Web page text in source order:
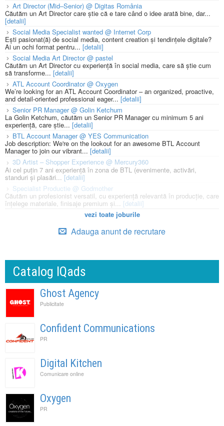
Art Director (Mid–Senior) @ Digitas România
Căutăm un Art Director care știe că e tare când o idee arată bine, dar...
[detalii]
Social Media Specialist wanted @ Internet Corp
Ești pasionat(ă) de social media, content creation și tendințele digitale?
Ai un ochi format pentru... [detalii]
Social Media Art Director @ pastel
Căutăm un Art Director cu experiență în social media, care să știe cum
să transforme... [detalii]
ATL Account Coordinator @ Oxygen
We’re looking for an ATL Account Coordinator – an organized, proactive,
and detail-oriented professional eager... [detalii]
Senior PR Manager @ Golin Ketchum
La Golin Ketchum, căutăm un Senior PR Manager cu minimum 5 ani
experiență, care știe... [detalii]
BTL Account Manager @ YES Communication
Job description: We're on the lookout for an awesome BTL Account
Manager to join our vibrant... [detalii]
3D Artist – Shopper Experience @ Mercury360
Ai cel puțin 7 ani experiență în zona de BTL (evenimente, activări,
standuri și plasări...[detalii]
Specialist Productie @ Godmother
Căutăm un profesionist versatil, cu experiență relevantă în producție, care
înțelege materiale, finisaje premium și... [detalii]
vezi toate joburile
Adauga anunt de recrutare
Catalog IQads
Ghost Agency
Publicitate
Confident Communications
PR
Digital Kitchen
Comunicare online
Oxygen
PR